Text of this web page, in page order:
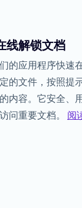
线解锁文档
的应用程序快速
的文件，按照提
内容。它安全、
问重要文档。 阅